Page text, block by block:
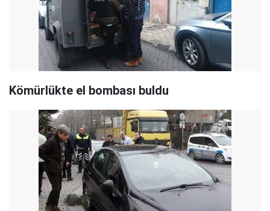
Kömürlükte el bombası buldu